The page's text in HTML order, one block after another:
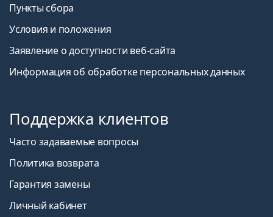
Пункты сбора
Условия и положения
Заявление о доступности веб-сайта
Информация об обработке персональных данных
Поддержка клиентов
Часто задаваемые вопросы
Политика возврата
Гарантия замены
Личный кабинет